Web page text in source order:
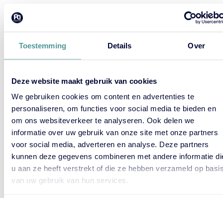
Toestemming Details Over
Deze website maakt gebruik van cookies
We gebruiken cookies om content en advertenties te
personaliseren, om functies voor social media te bieden en
om ons websiteverkeer te analyseren. Ook delen we
informatie over uw gebruik van onze site met onze partners
voor social media, adverteren en analyse. Deze partners
kunnen deze gegevens combineren met andere informatie
u aan ze heeft verstrekt of die ze hebben verzameld op
van uw gebruik van hun services.
Door het inhuren van onze quizmasters ben je
verzekerd van een op maat gemaakte
doelstellingen en wensen van jouw
zetten en iedereen betrokken kunnen houden.
CONTACT
Quizmasters door heel
Nederland
Pubquiz B.V. heeft Quizmasters beschikbaar in heel
Nederland. Het maakt niet uit waar in Nederland je bedrijf